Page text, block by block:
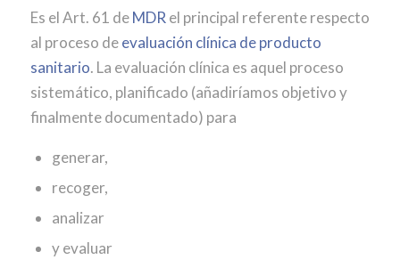
Es el Art. 61 deMDR el principal referente respecto
al proceso deevaluación clínica de producto
sanitario. La evaluación clínica es aquel proceso
sistemático, planificado (añadiríamos objetivo y
finalmente documentado) para
generar,
recoger,
analizar
y evaluar